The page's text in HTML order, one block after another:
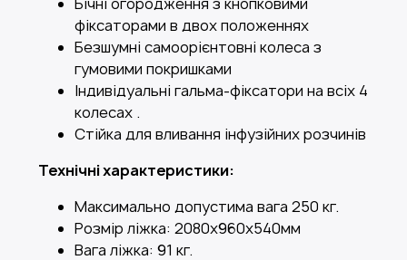
фіксаторами в двох положеннях
Безшумні самоорієнтовні колеса з
гумовими покришками
Індивідуальні гальма-фіксатори на всіх 4
колесах .
Стійка для вливання інфузійних розчинів
Технічні характеристики:
Максимально допустима вага 250 кг.
Розмір ліжка: 2080x960x540мм
Вага ліжка: 91 кг.